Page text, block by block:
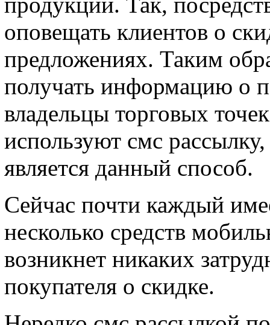
оповещать клиентов о
предложениях. Таким
получать информацию о
владельцы торговых
используют смс
является данный способ.
Сейчас почти каждый
несколько средств
возникнет никаких
покупателя о скидке.